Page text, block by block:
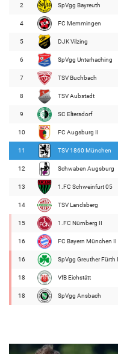
2 SpVgg Bayreuth
4 FC Memmingen
5 DJK Vilzing
6 SpVgg Unterhaching
7 TSV Buchbach
8 TSV Aubstadt
9 SC Eltersdorf
10 FC Augsburg II
11 TSV 1860 München
12 Schwaben Augsburg
13 1.FC Schweinfurt 05
14 TSV Landsberg
15 1.FC Nürnberg II
16 FC Bayern München II
16 SpVgg Greuther Fürth II
18 VfB Eichstätt
18 SpVgg Ansbach